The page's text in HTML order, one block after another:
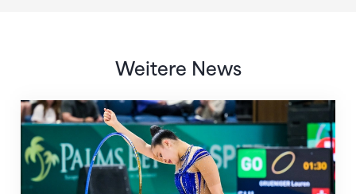
Weitere News
Nächster Halt: Weltmeisterschaft